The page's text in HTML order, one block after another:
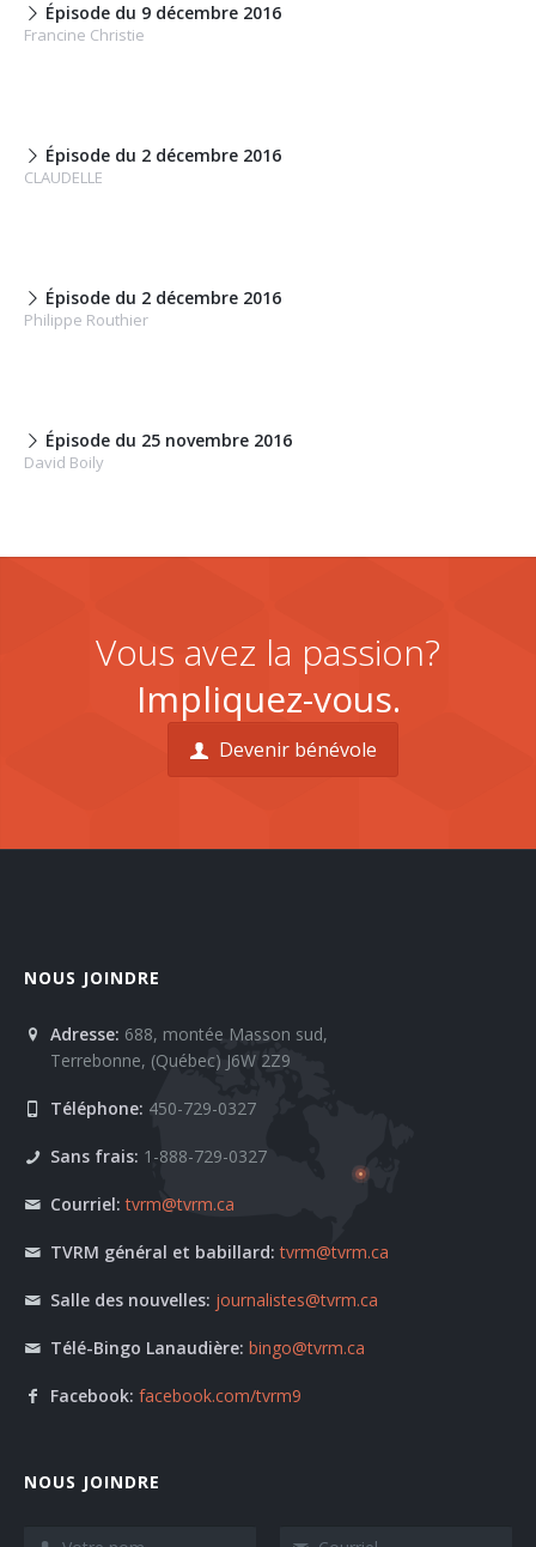
Épisode du 9 décembre 2016
Francine Christie
Épisode du 2 décembre 2016
CLAUDELLE
Épisode du 2 décembre 2016
Philippe Routhier
Épisode du 25 novembre 2016
David Boily
Vous avez la passion?
Impliquez-vous.
Devenir bénévole
NOUS JOINDRE
Adresse: 688, montée Masson sud,
Terrebonne, (Québec) J6W 2Z9
Téléphone: 450-729-0327
Sans frais: 1-888-729-0327
Courriel: tvrm@tvrm.ca
TVRM général et babillard: tvrm@tvrm.ca
Salle des nouvelles: journalistes@tvrm.ca
Télé-Bingo Lanaudière: bingo@tvrm.ca
Facebook: facebook.com/tvrm9
NOUS JOINDRE